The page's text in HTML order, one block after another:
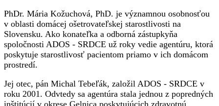
PhDr. Mária Kožuchová, PhD. je významnou osobnosťou
v oblasti domácej ošetrovateľskej starostlivosti na
Slovensku. Ako konateľka a odborná zástupkyňa
spoločnosti ADOS - SRDCE už roky vedie agentúru, ktorá
poskytuje starostlivosť pacientom priamo v ich domácom
prostredí.
Jej otec, pán Michal Tebeľák, založil ADOS - SRDCE v
roku 2001. Odvtedy sa agentúra stala jednou z popredných
inštitúcií v okrese Gelnica poskytujúcich zdravotnú